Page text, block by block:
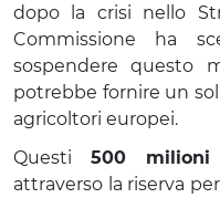
dopo la crisi nello
Commissione ha
sospendere questo
potrebbe fornire un
agricoltori europei.
Questi 500
attraverso la riserva